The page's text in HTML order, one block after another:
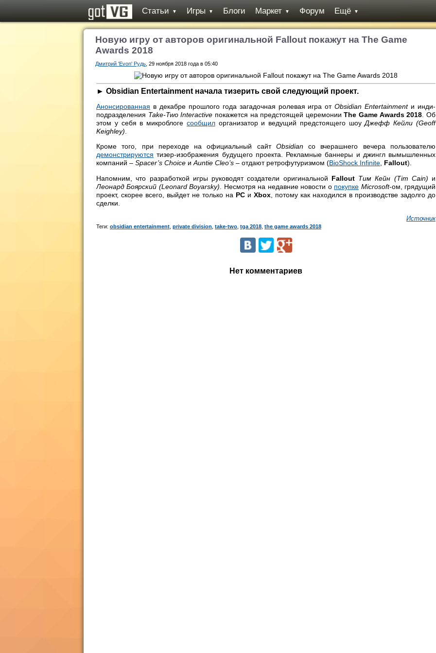
Статьи ▼ Игры ▼ Блоги Маркет ▼ Форум Ещё ▼
Новую игру от авторов оригинальной Fallout покажут на The Game
Awards 2018
Дмитрий 'Evon' Рудь , 29 ноября 2018 года в 05:40
► Obsidian Entertainment начала тизерить свой следующий проект.
Анонсированная в декабре прошлого года загадочная ролевая игра отObsidian Entertainmentи инди-
подразделения Take-Two Interactive покажется на предстоящей церемонииThe Game Awards 2018 . Об
этом у себя в микроблоге сообщилорганизатор и ведущий предстоящего шоуДжефф Кейли (Geoff
Keighley)
Кроме того, при переходе на официальный сайт Obsidianсо вчерашнего вечера пользователю
демонстрируются тизер-изображения будущего проекта. Рекламные баннеры и джингл вымышленных
компаний – Spacer’s Choice и Auntie Cleo’s – отдают ретрофутуризмом (BioShock Infinite Fallout).
Напомним, что разработкой игры руководят создатели оригинальной Fallout Тим Кейн (Tim Cain) и
Леонард Боярский (Leonard Boyarsky) . Несмотря на недавние новости о покупке Microsoft-ом, грядущий
проект, скорее всего, выйдет не только на PC и Xbox , потому как находился в производстве задолго до
сделки.
Источник
Теги: obsidian entertainment private division take-two tga 2018 the game awards 2018
Нет комментариев